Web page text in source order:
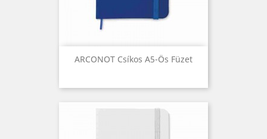
ARCONOT Csíkos A5-Ös Füzet